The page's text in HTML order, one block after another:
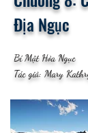
Địa Ngục
Bí Mật Hỏa Ngục
Tác giả: Mary